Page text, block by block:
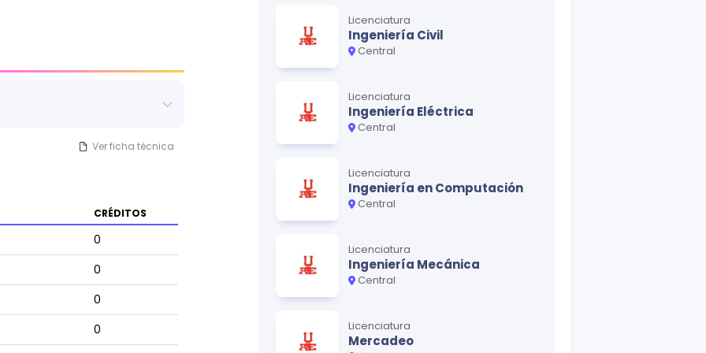
Ver ficha técnica
CRÉDITOS
0
0
0
0
Licenciatura
Ingeniería Civil
Central
Licenciatura
Ingeniería Eléctrica
Central
Licenciatura
Ingeniería en Computación
Central
Licenciatura
Ingeniería Mecánica
Central
Licenciatura
Mercadeo